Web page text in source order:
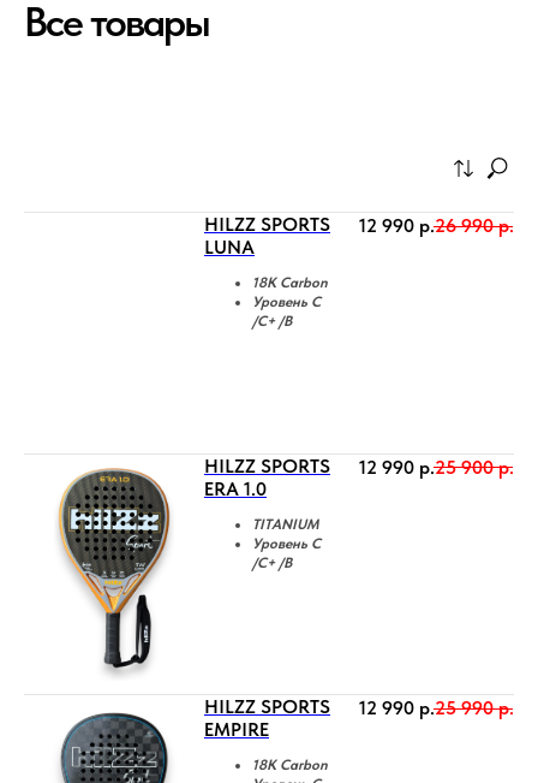
Все товары
HILZZ SPORTS
LUNA
18К Carbon
Уровень C
/C+ /B
12 990 р.26 990 р.
HILZZ SPORTS
ERA 1.0
TITANIUM
Уровень C
/C+ /B
12 990 р.25 900 р.
HILZZ SPORTS
EMPIRE
18K Carbon
12 990 р.25 990 р.